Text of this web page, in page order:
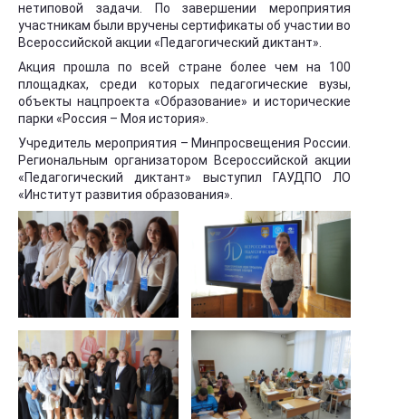
нетиповой задачи. По завершении мероприятия
участникам были вручены сертификаты об участии во
Всероссийской акции «Педагогический диктант».
Акция прошла по всей стране более чем на 100
площадках, среди которых педагогические вузы,
объекты нацпроекта «Образование» и исторические
парки «Россия – Моя история».
Учредитель мероприятия – Минпросвещения России.
Региональным организатором Всероссийской акции
«Педагогический диктант» выступил ГАУДПО ЛО
«Институт развития образования».